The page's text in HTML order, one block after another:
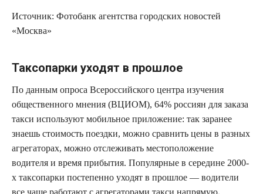
Источник: Фотобанк агентства городских новостей
«Москва»
Таксопарки уходят в прошлое
По данным опроса Всероссийского центра изучения
общественного мнения (ВЦИОМ), 64% россиян для заказа
такси используют мобильное приложение: так заранее
знаешь стоимость поездки, можно сравнить цены в разных
агрегаторах, можно отслеживать местоположение
водителя и время прибытия. Популярные в середине 2000-
х таксопарки постепенно уходят в прошлое — водители
все чаще работают с агрегаторами такси напрямую.